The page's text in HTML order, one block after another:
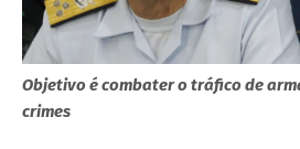
Objetivo é combater o tráfico de
crimes